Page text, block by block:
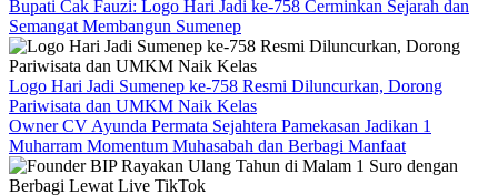
Bupati Cak Fauzi: Logo Hari Jadi ke-758 Cerminkan Sejarah dan
Semangat Membangun Sumenep
Logo Hari Jadi Sumenep ke-758 Resmi Diluncurkan, Dorong
Pariwisata dan UMKM Naik Kelas
Owner CV Ayunda Permata Sejahtera Pamekasan Jadikan 1
Muharram Momentum Muhasabah dan Berbagi Manfaat